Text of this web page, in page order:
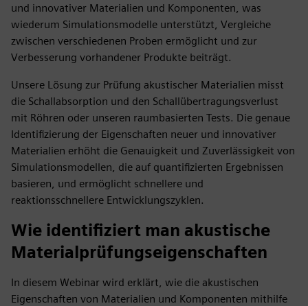
und innovativer Materialien und Komponenten, was
wiederum Simulationsmodelle unterstützt, Vergleiche
zwischen verschiedenen Proben ermöglicht und zur
Verbesserung vorhandener Produkte beiträgt.
Unsere Lösung zur Prüfung akustischer Materialien misst
die Schallabsorption und den Schallübertragungsverlust
mit Röhren oder unseren raumbasierten Tests. Die genaue
Identifizierung der Eigenschaften neuer und innovativer
Materialien erhöht die Genauigkeit und Zuverlässigkeit von
Simulationsmodellen, die auf quantifizierten Ergebnissen
basieren, und ermöglicht schnellere und
reaktionsschnellere Entwicklungszyklen.
Wie identifiziert man akustische
Materialprüfungseigenschaften
In diesem Webinar wird erklärt, wie die akustischen
Eigenschaften von Materialien und Komponenten mithilfe